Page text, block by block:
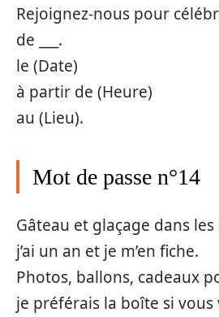
Rejoignez-nous pour
de ___.
le (Date)
à partir de (Heure)
au (Lieu).
Mot de passe n°14
Gâteau et glaçage dans les
j’ai un an et je m’en fiche.
Photos, ballons, cadeaux
je préférais la boîte si vous